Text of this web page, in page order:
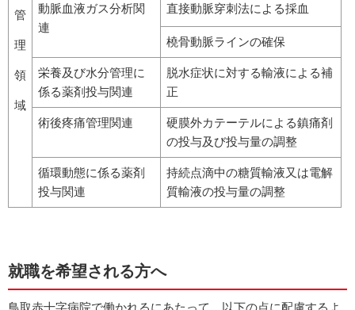
管
理
領
域
動脈血液ガス分析関
連
直接動脈穿刺法による採血
橈骨動脈ラインの確保
栄養及び水分管理に
係る薬剤投与関連
脱水症状に対する輸液による補
正
術後疼痛管理関連
硬膜外カテーテルによる鎮痛剤
の投与及び投与量の調整
循環動態に係る薬剤
投与関連
持続点滴中の糖質輸液又は電解
質輸液の投与量の調整
就職を希望される方へ
鳥取赤十字病院で働かれるにあたって、以下の点に配慮するよ